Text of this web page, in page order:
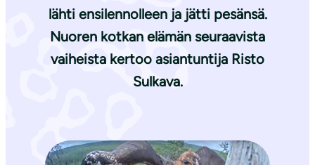
lähti ensilennolleen ja jätti pesänsä.
Nuoren kotkan elämän seuraavista
vaiheista kertoo asiantuntija Risto
Sulkava.